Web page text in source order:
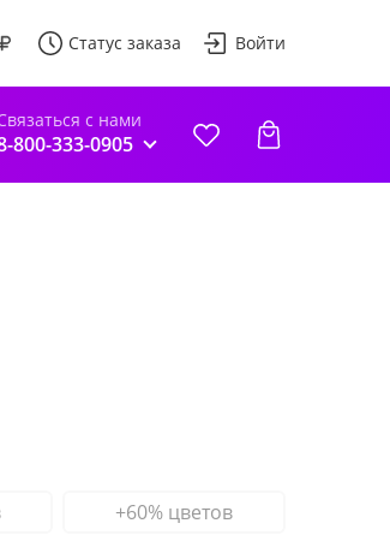
Статус заказа Войти
с нами
800-333-0905
+60% цветов